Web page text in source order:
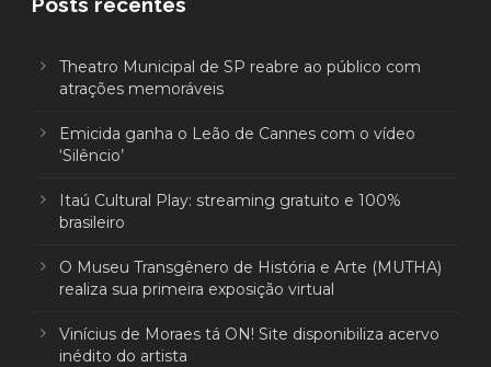
Theatro Municipal de SP reabre ao público com
atrações memoráveis
Emicida ganha o Leão de Cannes com o vídeo
‘Silêncio’
Itaú Cultural Play: streaming gratuito e 100%
brasileiro
O Museu Transgênero de História e Arte (MUTHA)
realiza sua primeira exposição virtual
Vinícius de Moraes tá ON! Site disponibiliza acervo
inédito do artista